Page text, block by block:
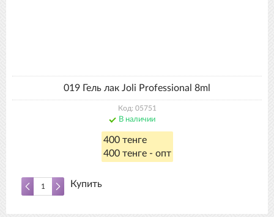
019 Гель лак Joli Professional 8ml
Код: 05751
В наличии
400 тенге
400 тенге - опт
Купить